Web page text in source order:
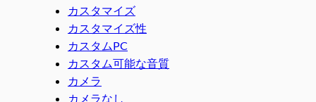
カスタマイズ
カスタマイズ性
カスタムPC
カスタム可能な音質
カメラ
カメラなし